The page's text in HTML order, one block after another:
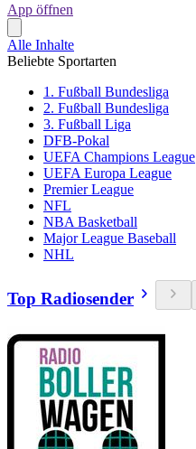
App öffnen
Alle Inhalte
Beliebte Sportarten
1. Fußball Bundesliga
2. Fußball Bundesliga
3. Fußball Liga
DFB-Pokal
UEFA Champions League
UEFA Europa League
Premier League
NFL
NBA Basketball
Major League Baseball
NHL
Top Radiosender